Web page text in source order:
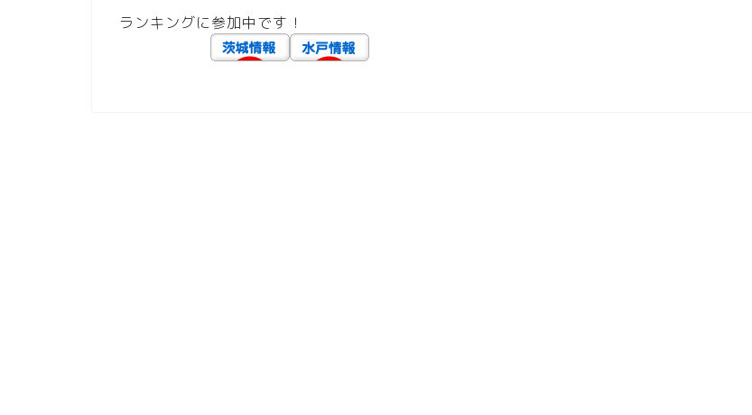
ランキングに参加中です！